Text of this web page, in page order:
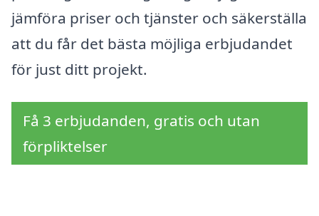
jämföra priser och tjänster och säkerställa
att du får det bästa möjliga erbjudandet
för just ditt projekt.
Få 3 erbjudanden, gratis och utan
förpliktelser